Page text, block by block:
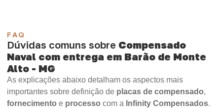
FAQ
Dúvidas comuns sobre Compensado
Naval com entrega em Barão de Monte
Alto - MG
As explicações abaixo detalham os aspectos mais
importantes sobre definição de placas de compensado,
fornecimento e processo com a Infinity Compensados.